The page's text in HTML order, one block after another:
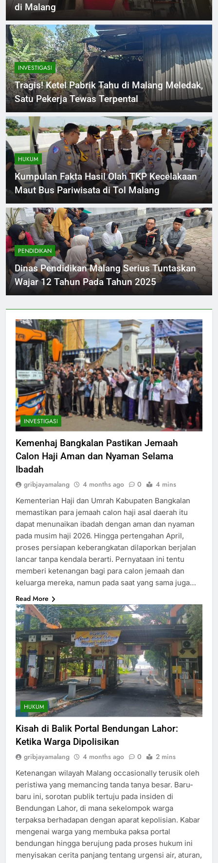
di Malang
INVESTIGASI
Tragis! Ketel Pabrik Tahu di Malang Meledak,
Satu Pekerja Tewas Terpental
HUKUM
Kumpulan Fakta Hasil Olah TKP Kecelakaan
Maut Bus Pariwisata di Tol Malang
PENDIDIKAN
Dinas Pendidikan Malang Serius Tuntaskan
Wajar 12 Tahun Pada Tahun 2025
INVESTIGASI
Kemenhaj Bangkalan Pastikan Jemaah
Calon Haji Aman dan Nyaman Selama
Ibadah
gribjayamalang 4 months ago 0 4 mins
Kementerian Haji dan Umrah Kabupaten Bangkalan
memastikan para jemaah calon haji asal daerah itu
dapat menunaikan ibadah dengan aman dan nyaman
pada musim haji 2026. Hingga pertengahan April,
proses persiapan keberangkatan dilaporkan berjalan
lancar tanpa kendala berarti. Pernyataan ini tentu
memberi ketenangan bagi para calon jemaah dan
keluarga mereka, namun pada saat yang sama juga…
Read More
HUKUM
Kisah di Balik Portal Bendungan Lahor:
Ketika Warga Dipolisikan
gribjayamalang 4 months ago 0 2 mins
Ketenangan wilayah Malang occasionally terusik oleh
peristiwa yang memancing tanda tanya besar. Baru-
baru ini, sorotan publik tertuju pada insiden di
Bendungan Lahor, di mana sekelompok warga
terpaksa berhadapan dengan aparat kepolisian. Kabar
mengenai warga yang membuka paksa portal
bendungan hingga berujung pada proses hukum ini
menyisakan cerita panjang tentang urgensi air, aturan,